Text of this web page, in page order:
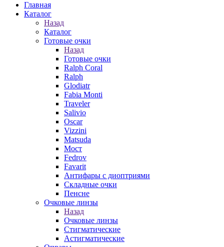
Главная
Каталог
Назад
Каталог
Готовые очки
Назад
Готовые очки
Ralph Coral
Ralph
Glodiatr
Fabia Monti
Traveler
Salivio
Oscar
Vizzini
Matsuda
Мост
Fedrov
Favarit
Антифары с диоптриями
Складные очки
Пенсне
Очковые линзы
Назад
Очковые линзы
Стигматические
Астигматические